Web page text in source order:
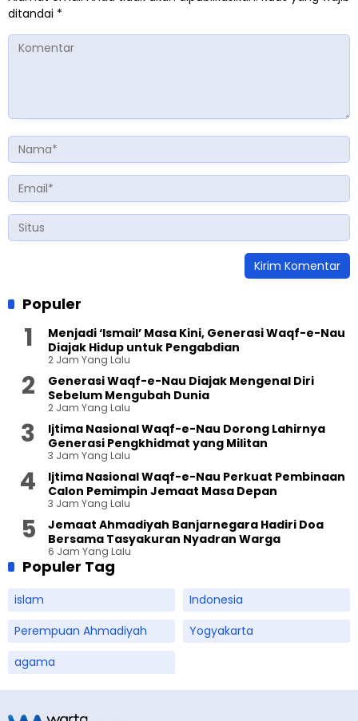
ditandai *
Populer
Menjadi ‘Ismail’ Masa Kini, Generasi Waqf-e-Nau
Diajak Hidup untuk Pengabdian
2 Jam Yang Lalu
Generasi Waqf-e-Nau Diajak Mengenal Diri
Sebelum Mengubah Dunia
2 Jam Yang Lalu
Ijtima Nasional Waqf-e-Nau Dorong Lahirnya
Generasi Pengkhidmat yang Militan
3 Jam Yang Lalu
Ijtima Nasional Waqf-e-Nau Perkuat Pembinaan
Calon Pemimpin Jemaat Masa Depan
3 Jam Yang Lalu
Jemaat Ahmadiyah Banjarnegara Hadiri Doa
Bersama Tasyakuran Nyadran Warga
6 Jam Yang Lalu
Populer Tag
islam
Indonesia
Perempuan Ahmadiyah
Yogyakarta
agama